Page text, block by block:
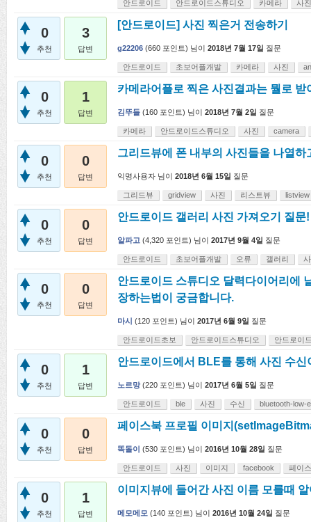
안드로이드 안드로이드스튜디오 카메라 사진
0
추천
3
답변
[안드로이드] 사진 찍은거 전송하기
g22206 (660 포인트) 님이 2018년 7월 17일 질문
안드로이드 초보어플개발 카메라 사진
0
추천
1
답변
카메라어플로 찍은 사진결과는 뭘로 받
김뚜들 (160 포인트) 님이 2018년 7월 2일 질문
카메라 안드로이드스튜디오 사진 camera
0
추천
0
답변
그리드뷰에 폰 내부의 사진들을 나열
익명사용자 님이 2018년 6월 15일 질문
그리드뷰 gridview 사진 리스트뷰 listview
0
추천
0
답변
안드로이드 갤러리 사진 가져오기 질문!
알파고 (4,320 포인트) 님이 2017년 9월 4일 질문
안드로이드 초보어플개발 오류 갤러리
0
추천
0
답변
안드로이드 스튜디오 달력다이어리에
장하는법이 궁금합니다.
마시 (120 포인트) 님이 2017년 6월 9일 질문
안드로이드초보 안드로이드스튜디오 안드로이
0
추천
1
답변
안드로이드에서 BLE를 통해 사진 수신
노르망 (220 포인트) 님이 2017년 6월 5일 질문
안드로이드 ble 사진 수신 bluetooth-low-
0
추천
0
답변
페이스북 프로필 이미지
똑돌이 (530 포인트) 님이 2016년 10월 28일 질문
안드로이드 사진 이미지 facebook 페이
0
추천
1
답변
이미지뷰에 들어간 사진 이름 모를때
메모메모 (140 포인트) 님이 2016년 10월 24일 질문